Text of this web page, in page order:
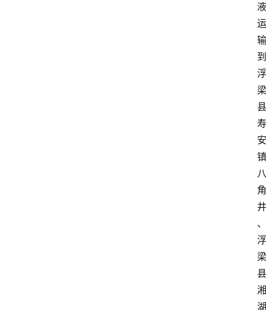
液
运
输
到
浮
梁
县
寿
安
镇
八
角
井
、
浮
梁
县
湘
湖